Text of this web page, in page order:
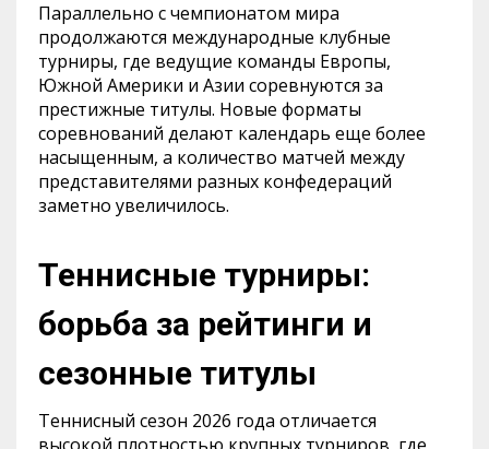
Параллельно с чемпионатом мира
продолжаются международные клубные
турниры, где ведущие команды Европы,
Южной Америки и Азии соревнуются за
престижные титулы. Новые форматы
соревнований делают календарь еще более
насыщенным, а количество матчей между
представителями разных конфедераций
заметно увеличилось.
Теннисные турниры:
борьба за рейтинги и
сезонные титулы
Теннисный сезон 2026 года отличается